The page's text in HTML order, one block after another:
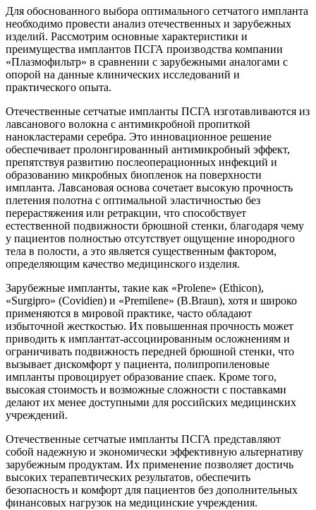
Для обоснованного выбора оптимального сетчатого импланта
необходимо провести анализ отечественных и зарубежных
изделий. Рассмотрим основные характеристики и
преимущества имплантов ПСГА производства компании
«Плазмофильтр» в сравнении с зарубежными аналогами с
опорой на данные клинических исследований и
практического опыта.
Отечественные сетчатые импланты ПСГА изготавливаются из
лавсанового волокна с антимикробной пропиткой
нанокластерами серебра. Это инновационное решение
обеспечивает пролонгированный антимикробный эффект,
препятствуя развитию послеоперационных инфекций и
образованию микробных биопленок на поверхности
импланта. Лавсановая основа сочетает высокую прочность
плетения полотна с оптимальной эластичностью без
перерастяжения или ретракции, что способствует
естественной подвижности брюшной стенки, благодаря чему
у пациентов полностью отсутствует ощущение инородного
тела в полости, а это является существенным фактором,
определяющим качество медицинского изделия.
Зарубежные импланты, такие как «Prolene» (Ethicon),
«Surgipro» (Covidien) и «Premilene» (B.Braun), хотя и широко
применяются в мировой практике, часто обладают
избыточной жесткостью. Их повышенная прочность может
приводить к имплантат-ассоциированным осложнениям и
ограничивать подвижность передней брюшной стенки, что
вызывает дискомфорт у пациента, полипропиленовые
импланты провоцирует образование спаек. Кроме того,
высокая стоимость и возможные сложности с поставками
делают их менее доступными для российских медицинских
учреждений.
Отечественные сетчатые импланты ПСГА представляют
собой надежную и экономически эффективную альтернативу
зарубежным продуктам. Их применение позволяет достичь
высоких терапевтических результатов, обеспечить
безопасность и комфорт для пациентов без дополнительных
финансовых нагрузок на медицинские учреждения.